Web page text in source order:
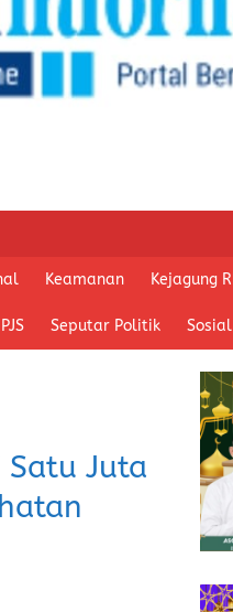
Keamanan Kejagung RI
Seputar Politik Sosial
Satu Juta